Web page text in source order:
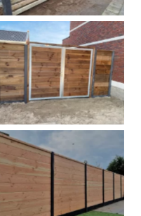
Dubbele poort
Douglas